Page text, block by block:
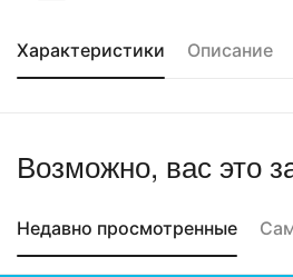
Характеристики Описание
Возможно, вас это
Недавно просмотренные